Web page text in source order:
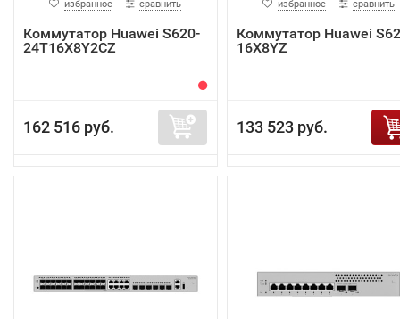
избранное сравнить
Коммутатор Huawei S620-
24T16X8Y2CZ
162 516 руб.
избранное сравнить
Коммутатор Huawei
16X8YZ
133 523 руб.